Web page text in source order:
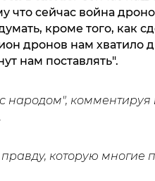
что сейчас война
кроме того, как
дронов нам хватило
нам поставлять".
народом",
которую многие